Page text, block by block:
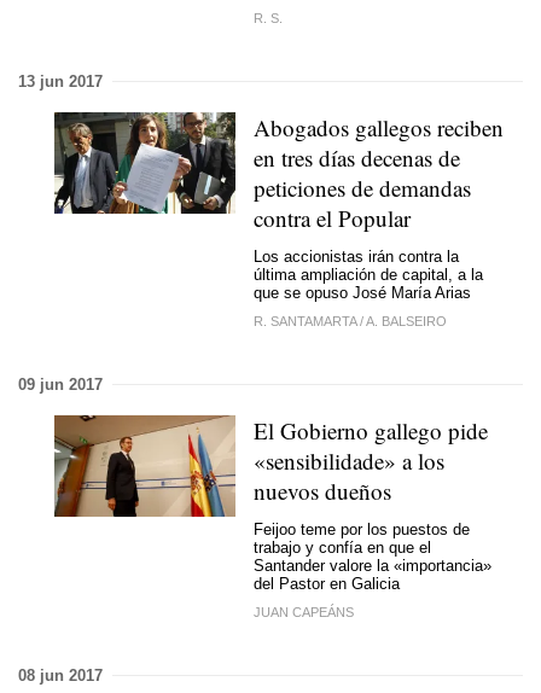
R. S.
13 jun 2017
Abogados gallegos reciben
en tres días decenas de
peticiones de demandas
contra el Popular
Los accionistas irán contra la
última ampliación de capital, a la
que se opuso José María Arias
R. SANTAMARTA /A. BALSEIRO
09 jun 2017
El Gobierno gallego pide
«sensibilidade» a los
nuevos dueños
Feijoo teme por los puestos de
trabajo y confía en que el
Santander valore la «importancia»
del Pastor en Galicia
JUAN CAPEÁNS
08 jun 2017